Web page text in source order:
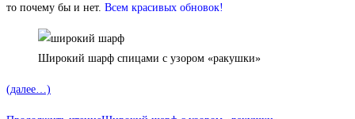
то почему бы и нет. Всем красивых обновок!
Широкий шарф спицами с узором «ракушки»
(далее…)